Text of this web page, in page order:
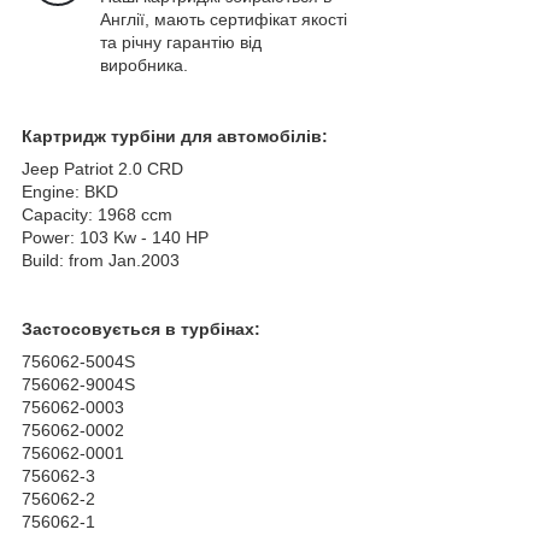
Англії, мають сертифікат якості
та річну гарантію від
виробника.
Картридж турбіни для автомобілів:
Jeep Patriot 2.0 CRD
Engine: BKD
Capacity: 1968 ccm
Power: 103 Kw - 140 HP
Build: from Jan.2003
Застосовується в турбінах:
756062-5004S
756062-9004S
756062-0003
756062-0002
756062-0001
756062-3
756062-2
756062-1